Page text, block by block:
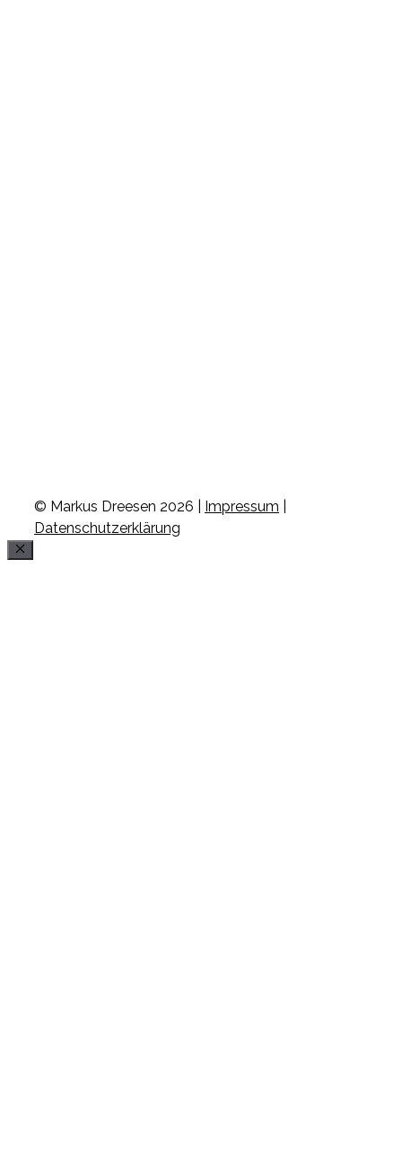
© Markus Dreesen 2026 | Impressum
Datenschutzerklärung
Schließen